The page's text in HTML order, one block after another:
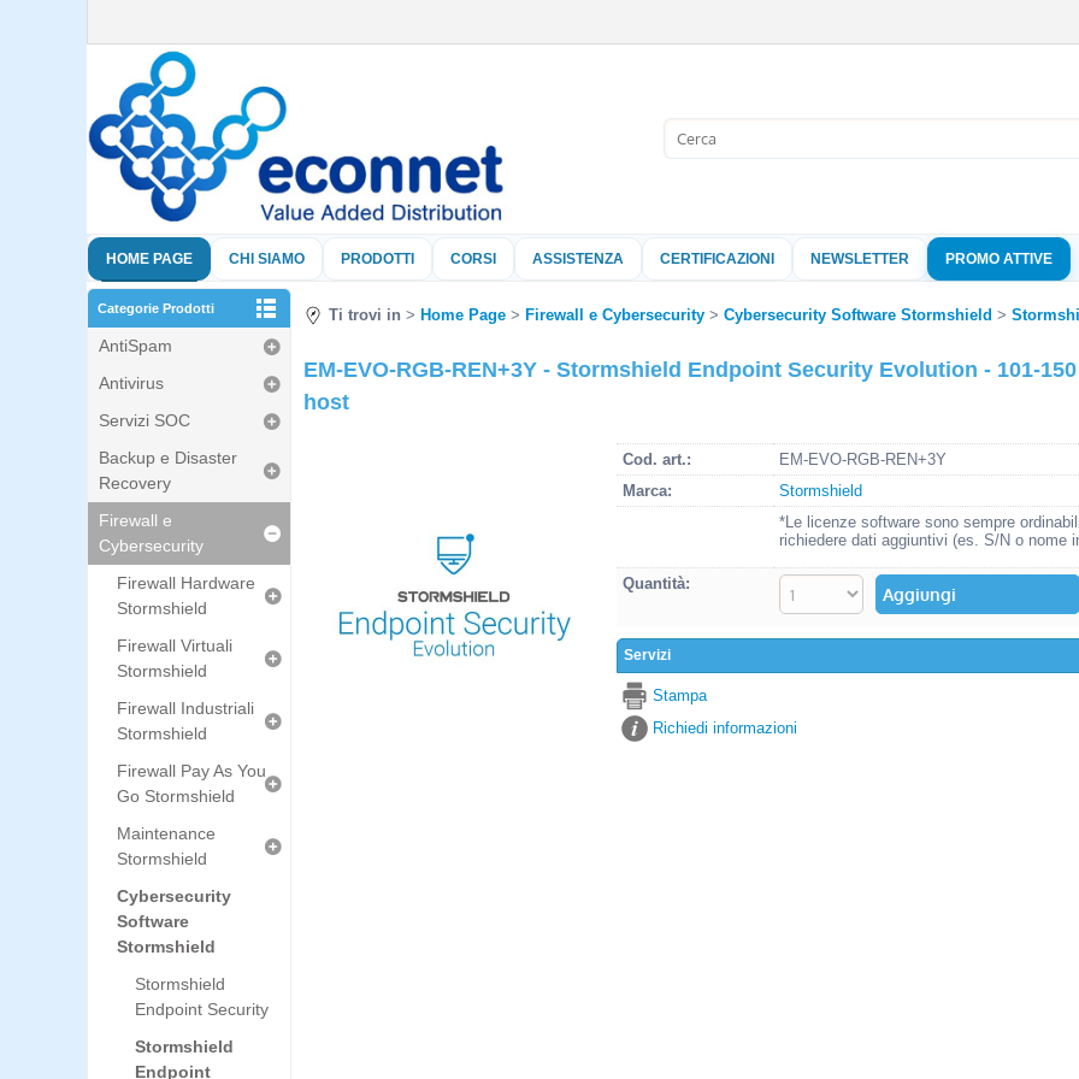
nome utente e
clicca sul
Hai perso
HOME PAGE CHI SIAMO PRODOTTI CORSI ASSISTENZA CERTIFICAZIONI NEWSLETTER PROMO ATTIVE
Categorie Prodotti
AntiSpam
Antivirus
Servizi SOC
Backup e Disaster
Recovery
Firewall e
Cybersecurity
Firewall Hardware
Stormshield
Firewall Virtuali
Stormshield
Firewall Industriali
Stormshield
Firewall Pay As You
Go Stormshield
Maintenance
Stormshield
Cybersecurity
Software
Stormshield
Stormshield
Endpoint Security
Stormshield
Endpoint
Ti trovi in Home Page Firewall e Cybersecurity Cybersecurity Software Stormshield
EM-EVO-RGB-REN+3Y - Stormshield Endpoint Security Evolution - 101-
host
Cod. art.:
EM-EVO-RGB-REN+3Y
Marca:
Stormshield
*Le licenze software sono sempre
richiedere dati aggiuntivi (es. S/N o nome
Quantità:
Servizi
Stampa
Richiedi informazioni